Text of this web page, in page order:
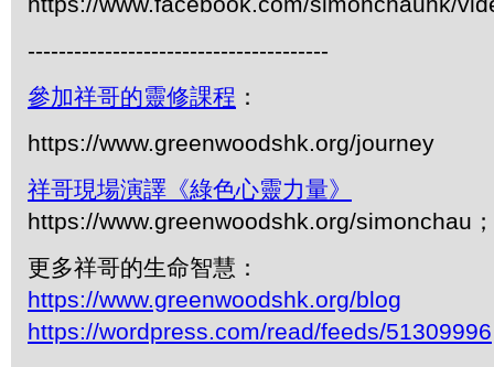
---------------------------------------
參加祥哥的靈修課程 ：
https://www.greenwoodshk.org/journey
祥哥現場演譯《綠色心靈力量》
https://www.greenwoodshk.org/simonchau
更多祥哥的生命智慧：
https://www.greenwoodshk.org/blog
https://wordpress.com/read/feeds/51309996